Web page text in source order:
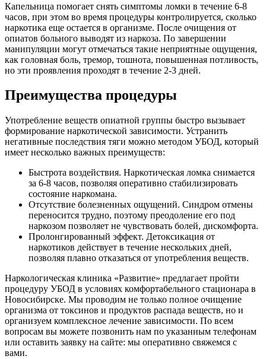
Капельница помогает снять симптомы ломки в течение 6-8
часов, при этом во время процедуры контролируется, сколько
наркотика еще остается в организме. После очищения от
опиатов больного выводят из наркоза. По завершении
манипуляции могут отмечаться такие неприятные ощущения,
как головная боль, тремор, тошнота, повышенная потливость,
но эти проявления проходят в течение 2-3 дней.
Преимущества процедуры
Употребление веществ опиатной группы быстро вызывает
формирование наркотической зависимости. Устранить
негативные последствия тяги можно методом УБОД, который
имеет несколько важных преимуществ:
Быстрота воздействия. Наркотическая ломка снимается
за 6-8 часов, позволяя оперативно стабилизировать
состояние наркомана.
Отсутствие болезненных ощущений. Синдром отмены
переносится трудно, поэтому преодоление его под
наркозом позволяет не чувствовать болей, дискомфорта.
Пролонгированный эффект. Детоксикация от
наркотиков действует в течение нескольких дней,
позволяя плавно отказаться от употребления веществ.
Наркологическая клиника «Развитие» предлагает пройти
процедуру УБОД в условиях комфортабельного стационара в
Новосибирске. Мы проводим не только полное очищение
организма от токсинов и продуктов распада веществ, но и
организуем комплексное лечение зависимости. По всем
вопросам вы можете позвонить нам по указанным телефонам
или оставить заявку на сайте: мы оперативно свяжемся с
вами.